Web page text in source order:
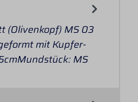
(Olivenkopf) MS 03
mit Kupfer-
MS